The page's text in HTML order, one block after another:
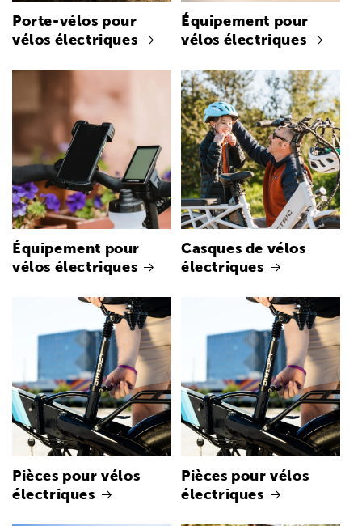
Porte-vélos pour
vélos électriques
Équipement pour
vélos électriques
Équipement pour
vélos électriques
Casques de vélos
électriques
Pièces pour vélos
électriques
Pièces pour vélos
électriques